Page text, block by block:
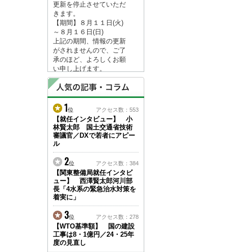
更新を停止させていただ
きます。
【期間】８月１１日(火)
～８月１６日(日)
上記の期間、情報の更新
がされませんので、ご了
承のほど、よろしくお願
い申し上げます。
なお、情報は８月１７日
(月)より登録されます。
2026/04/23
●ゴールデンウィークに
伴う情報更新停止のお知
らせ(05/02～05/10)●
ユーザー各位
建設資料館をご利用いた
だき、誠に有難うござい
ます。
下記の期間につきまし
て、弊社休業のため情報
更新を停止させていただ
きます。
【期間】５月２日(土)～
５月１０日(日)
上記の期間、情報の更新
がされませんので、ご了
1位 アクセス数：553
【就任インタビュー】 小
林賢太郎 国土交通省技術
審議官／DXで若者にアピー
ル
2位 アクセス数：384
【関東整備局就任インタビ
ュー】 西澤賢太郎河川部
長「4水系の緊急治水対策を
着実に」
3位 アクセス数：278
【WTO基準額】 国の建設
工事は8・1億円／24・25年
度の見直し